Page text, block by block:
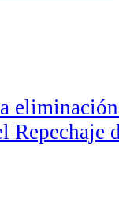
Repechaje